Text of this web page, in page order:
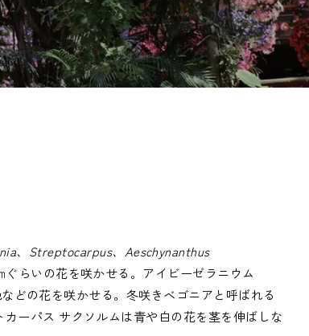
、Streptocarpus、Aeschynanthus
らいの花を咲かせる。アイビーゼラニウム
どの花を咲かせる。冬咲きベゴニアと呼ばれる
ーパス サクソルムは青や白の花を茎を伸ばしな